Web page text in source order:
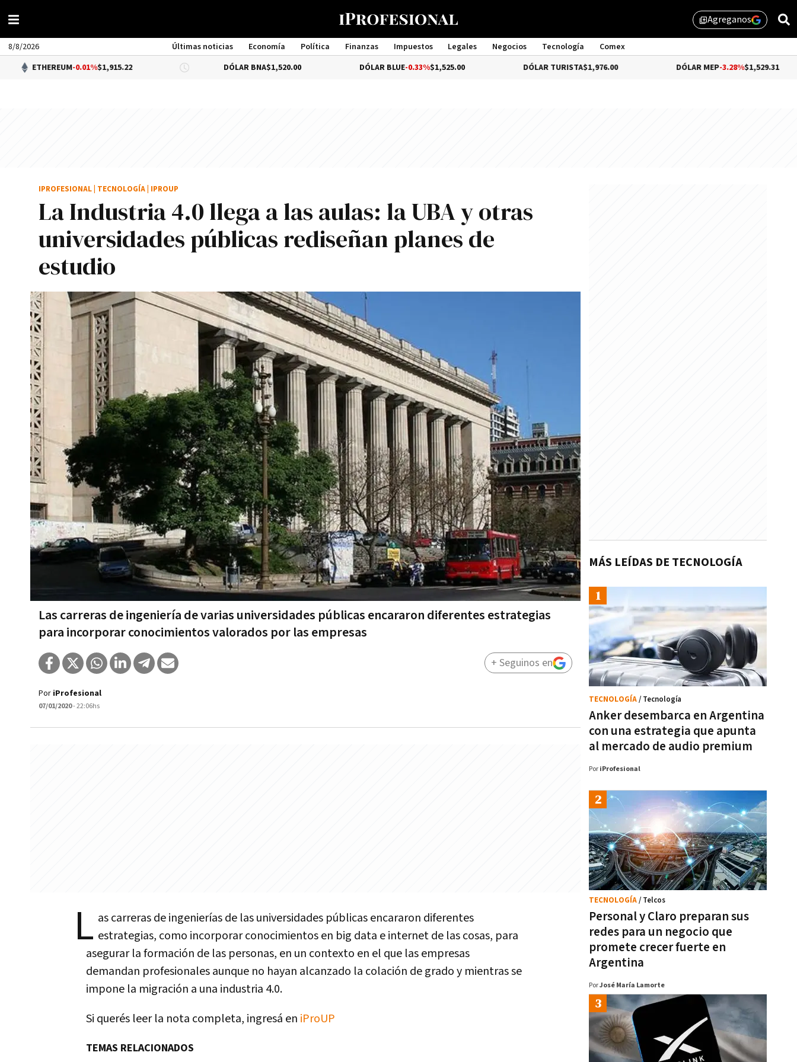
library_addAgreganos
8/8/2026 Últimas noticias Economía Política Finanzas Impuestos Legales Negocios Tecnología
Comex
Management
-0.01%$1,915.22 DÓLAR BNA$1,520.00 DÓLAR BLUE-0.33%$1,525.00 DÓLAR TURISTA$1,976.00 DÓLAR MEP-3.28% $1,529.31
La Industria 4.0 llega a las aulas: la UBA y otras
universidades públicas rediseñan planes de
estudio
Las carreras de ingeniería de varias universidades públicas encararon diferentes estrategias
para incorporar conocimientos valorados por las empresas
IPROFESIONAL TECNOLOGÍA IPROUP
Por iProfesional
07/01/2020- 22:06hs
+ Seguinos en
L as carreras de ingenierías de las universidades públicas encararon diferentes
estrategias, como incorporar conocimientos en big data e internet de las cosas, para
asegurar la formación de las personas, en un contexto en el que las empresas
demandan profesionales aunque no hayan alcanzado la colación de grado y mientras se
impone la migración a una industria 4.0.
Si querés leer la nota completa, ingresá en iProUP
TEMAS RELACIONADOS
MÁS LEÍDAS DE TECNOLOGÍA
Anker desembarca en Argentina
con una estrategia que apunta
al mercado de audio premium
TECNOLOGÍA/ Tecnología
Por iProfesional
Personal y Claro preparan sus
redes para un negocio que
promete crecer fuerte en
Argentina
TECNOLOGÍA/ Telcos
PorJosé María Lamorte